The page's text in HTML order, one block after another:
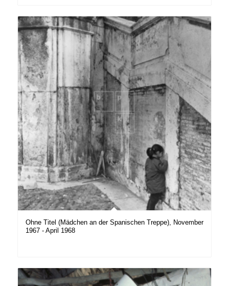
Ohne Titel (Mädchen an der Spanischen Treppe), November
1967 - April 1968